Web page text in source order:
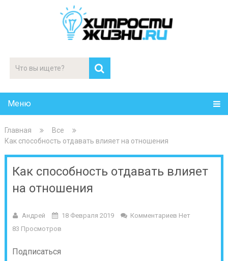
Меню
Главная
Все
Как способность отдавать влияет на отношения
Как способность отдавать влияет
на отношения
Андрей 18 Февраля 2019
Комментариев Нет
83 Просмотров
Подписаться